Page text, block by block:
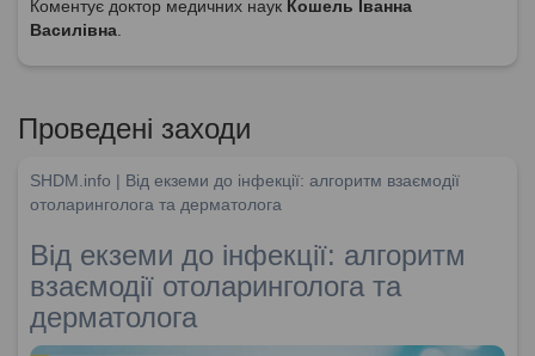
Коментує доктор медичних наук Кошель Іванна
Василівна
Проведені заходи
SHDM.info | Від екземи до інфекції: алгоритм взаємодії
отоларинголога та дерматолога
Від екземи до інфекції: алгоритм
взаємодії отоларинголога та
дерматолога